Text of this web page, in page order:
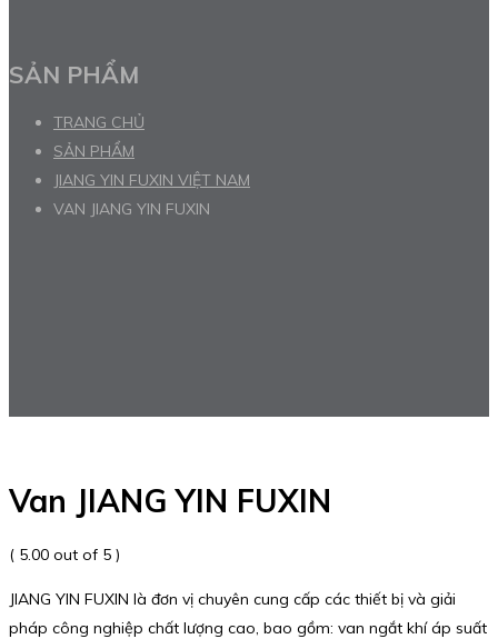
SẢN PHẨM
TRANG CHỦ
SẢN PHẨM
JIANG YIN FUXIN VIỆT NAM
VAN JIANG YIN FUXIN
Van JIANG YIN FUXIN
( 5.00 out of 5 )
JIANG YIN FUXIN là đơn vị chuyên cung cấp các thiết bị và giải
pháp công nghiệp chất lượng cao, bao gồm: van ngắt khí áp suất